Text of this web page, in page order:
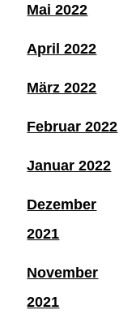
Mai 2022
April 2022
März 2022
Februar 2022
Januar 2022
Dezember
2021
November
2021